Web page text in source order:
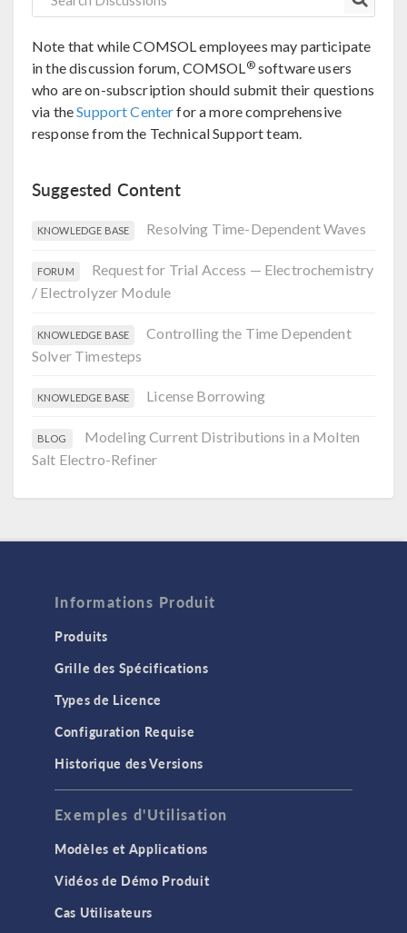
Note that while COMSOL employees may participate
in the discussion forum, COMSOL®software users
who are on-subscription should submit their questions
via theSupport Centerfor a more comprehensive
response from the Technical Support team.
Suggested Content
KNOWLEDGE BASE Resolving Time-Dependent Waves
FORUM
Request for Trial Access — Electrochemistry
/ Electrolyzer Module
KNOWLEDGE BASE
Controlling the Time Dependent
Solver Timesteps
KNOWLEDGE BASE License Borrowing
BLOG
Modeling Current Distributions in a Molten
Salt Electro-Refiner
Informations Produit
Produits
Grille des Spécifications
Types de Licence
Configuration Requise
Historique des Versions
Exemples d'Utilisation
Modèles et Applications
Vidéos de Démo Produit
Cas Utilisateurs